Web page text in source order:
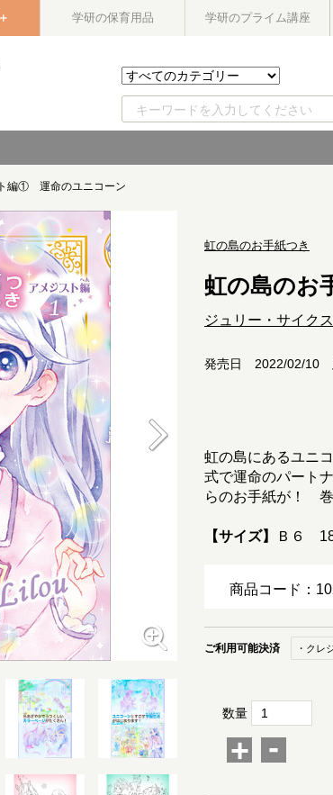
学研の保育用品 学研のプライム講座
編① 運命のユニコーン
虹の島のお手紙つき
虹の島の
ジュリー・サイクス
発売日 2022/02/10
虹の島にあるユニ
式で運命のパート
らのお手紙が！ 巻
【サイズ】 Ｂ６
商品コード：
ご利用可能決済 ・クレ
数量
+ -